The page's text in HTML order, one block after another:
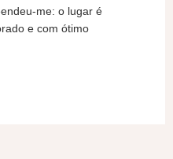
me: o lugar é
e com ótimo